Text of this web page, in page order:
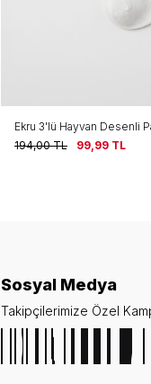
Siyah-Beyaz-Gri Kurdele
4008
Sosyal Medya
Takipçilerimize Özel